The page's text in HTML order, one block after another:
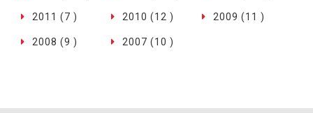
2011 (7 ) 2010 (12 ) 2009 (11 )
2008 (9 ) 2007 (10 )